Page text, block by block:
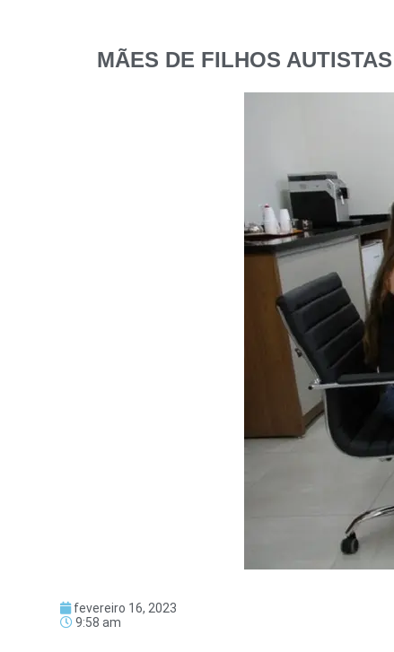
MÃES DE FILHOS
fevereiro 16, 2023
9:58 am